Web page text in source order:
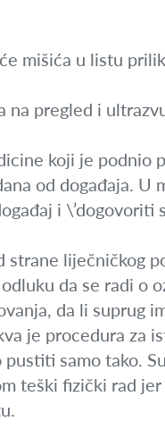
mišića u listu
na pregled i
koji je podnio
od događaja. U
i \’dogovoriti
liječničkog
da se radi o
da li suprug
je procedura za
samo tako.
teški fizički rad